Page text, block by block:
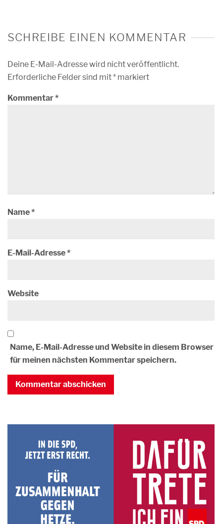
SCHREIBE EINEN KOMMENTAR
Deine E-Mail-Adresse wird nicht veröffentlicht.
Erforderliche Felder sind mit* markiert
Kommentar*
Name*
E-Mail-Adresse*
Website
Name, E-Mail-Adresse und Website in diesem Browser
für meinen nächsten Kommentar speichern.